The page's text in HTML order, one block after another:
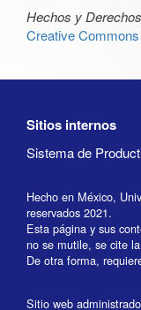
Hechos y Derechos
Creative
Sitios internos
Sistema de
Hecho en México,
reservados 2021.
Esta página y sus
no se mutile, se cite
De otra forma,
Sitio web